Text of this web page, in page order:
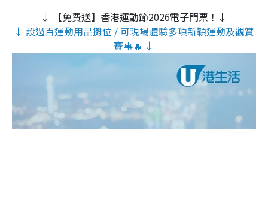
↓ 【免費送】香港運動節2026電子門票！↓
↓ 設過百運動用品攤位 / 可現場體驗多項新穎運動及觀賞
賽事🔥 ↓